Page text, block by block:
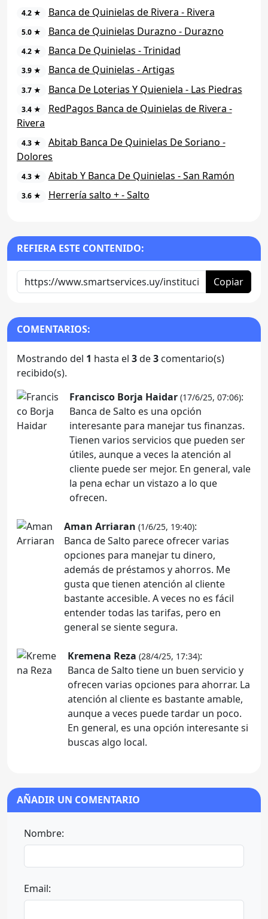
4.2 ★ Banca de Quinielas de Rivera - Rivera
5.0 ★ Banca de Quinielas Durazno - Durazno
4.2 ★ Banca De Quinielas - Trinidad
3.9 ★ Banca de Quinielas - Artigas
3.7 ★ Banca De Loterias Y Quieniela - Las Piedras
3.4 ★
RedPagos Banca de Quinielas de Rivera -
Rivera
4.3 ★
Abitab Banca De Quinielas De Soriano -
Dolores
4.3 ★ Abitab Y Banca De Quinielas - San Ramón
3.6 ★ Herrería salto + - Salto
REFIERA ESTE CONTENIDO:
Copiar
COMENTARIOS:
Mostrando del 1 hasta el 3de3 comentario(s)
recibido(s).
Francisco Borja Haidar (17/6/25, 07:06):
Banca de Salto es una opción
interesante para manejar tus finanzas.
Tienen varios servicios que pueden ser
útiles, aunque a veces la atención al
cliente puede ser mejor. En general, vale
la pena echar un vistazo a lo que
ofrecen.
Aman Arriaran (1/6/25, 19:40):
Banca de Salto parece ofrecer varias
opciones para manejar tu dinero,
además de préstamos y ahorros. Me
gusta que tienen atención al cliente
bastante accesible. A veces no es fácil
entender todas las tarifas, pero en
general se siente segura.
Kremena Reza (28/4/25, 17:34):
Banca de Salto tiene un buen servicio y
ofrecen varias opciones para ahorrar. La
atención al cliente es bastante amable,
aunque a veces puede tardar un poco.
En general, es una opción interesante si
buscas algo local.
AÑADIR UN COMENTARIO
Nombre:
Email: